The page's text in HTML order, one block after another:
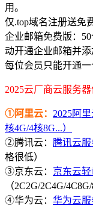
用。
仅.top域名注册送免
企业邮箱免费版：
动开通企业邮箱并添
每位会员只能开通一
2025云厂商云服务器
①阿里云： 2025阿
核4G/4核8G...）
②腾讯云： 腾讯云
格很低）
③京东云： 京东云
（2C2G/2C4G/
④华为云： 华为云服